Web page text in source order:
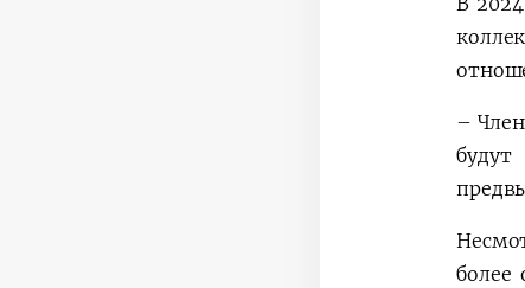
–
более